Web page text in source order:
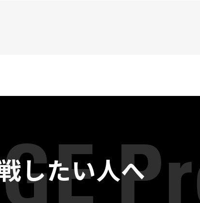
したい人へ